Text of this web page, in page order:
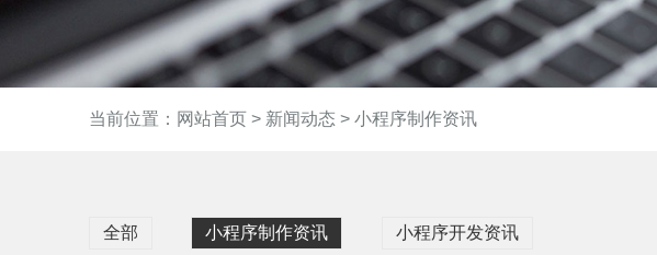
当前位置： 网站首页> 新闻动态 > 小程序制作资讯
全部 小程序制作资讯 小程序开发资讯